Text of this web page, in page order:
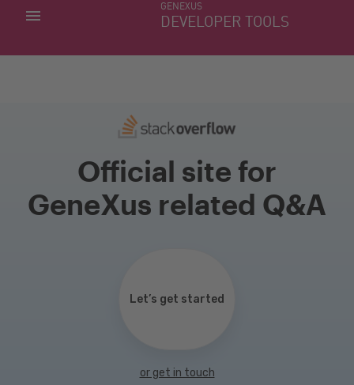
GENEXUS
DEVELOPER TOOLS
MINHAS APLICACÕES
Official site for
GeneXus related Q&A
Let’s get started
or get in touch